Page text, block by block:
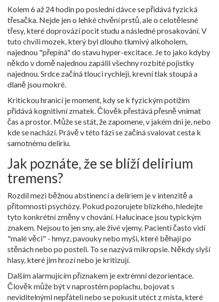
Kolem 6 až 24 hodin po poslední dávce se přidává fyzická
třesačka. Nejde jen o lehké chvění prstů, ale o celotělesné
třesy, které doprovází pocit studu a následné prosakování. V
tuto chvíli mozek, který byl dlouho tlumivý alkoholem,
najednou "přepíná" do stavu hyper-excitace. Je to jako kdyby
někdo v domě najednou zapálil všechny rozbité pojistky
najednou. Srdce začíná tlouci rychleji, krevní tlak stoupá a
dlaně jsou mokré.
Kritickou hranicí je moment, kdy se k fyzickým potížím
přidává kognitivní zmatek. Člověk přestává přesně vnímat
čas a prostor. Může se stát, že zapomene, v jakém dni je, nebo
kde se nachází. Právě v této fázi se začíná svalovat cesta k
samotnému deliriu.
Jak poznáte, že se blíží delirium
tremens?
Rozdíl mezi běžnou abstinencí a deliriem je v intenzitě a
přítomnosti psychózy. Pokud pozorujete blízkého, hledejte
tyto konkrétní změny v chování. Halucinace jsou typickým
znakem. Nejsou to jen sny, ale živé vjemy. Pacienti často vidí
"malé věci" - hmyz, pavouky nebo myši, které běhají po
stěnách nebo po posteli. To se nazývá mikropsie. Někdy slyší
hlasy, které jim hrozí nebo je kritizují.
Dalším alarmujícím příznakem je extrémní dezorientace.
Člověk může být v naprostém poplachu, bojovat s
neviditelnými nepřáteli nebo se pokusit utéct z místa, které